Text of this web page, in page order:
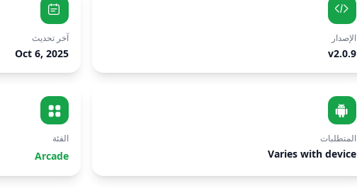
الإصدار
v2.0.9
آخر تحديث
Oct 6, 2025
المتطلبات
Varies with device
الفئة
Arcade